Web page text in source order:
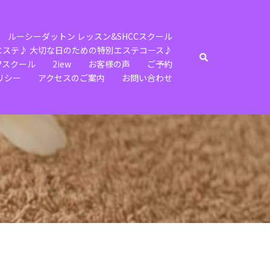
ルーシーダットン レッスン&SHCCスクール
ステ♪ 大切な日のための特別エステコース♪
クール
2iew お客様の声
ご予約
シー
アクセスのご案内 お問い合わせ
検
索